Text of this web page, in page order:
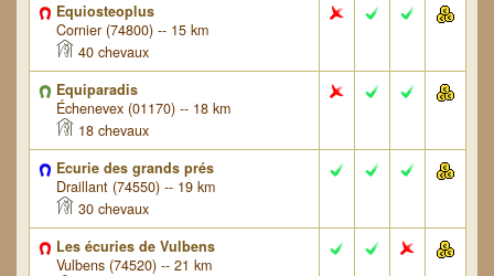
Equiosteoplus
Cornier (74800) -- 15 km
40 chevaux
Equiparadis
Échenevex (01170) -- 18 km
18 chevaux
Ecurie des grands prés
Draillant (74550) -- 19 km
30 chevaux
Les écuries de Vulbens
Vulbens (74520) -- 21 km